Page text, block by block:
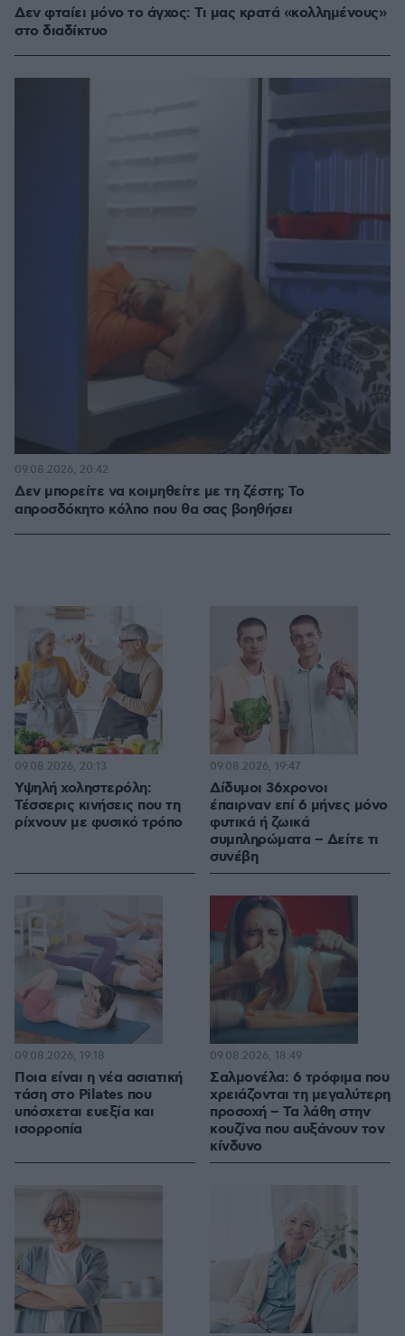
Δεν φταίει μόνο το άγχος: Τι μας κρατά «κολλημένους»
στο διαδίκτυο
Δεν μπορείτε να κοιμηθείτε με τη ζέστη; Το
απροσδόκητο κόλπο που θα σας βοηθήσει
09.08.2026, 20:42
Υψηλή χοληστερόλη:
Τέσσερις κινήσεις που τη
ρίχνουν με φυσικό τρόπο
09.08.2026, 20:13
Δίδυμοι 36χρονοι
έπαιρναν επί 6 μήνες μόνο
φυτικά ή ζωικά
συμπληρώματα – Δείτε τι
συνέβη
09.08.2026, 19:47
Ποια είναι η νέα ασιατική
τάση στο Pilates που
υπόσχεται ευεξία και
ισορροπία
09.08.2026, 19:18
Σαλμονέλα: 6 τρόφιμα που
χρειάζονται τη μεγαλύτερη
προσοχή – Τα λάθη στην
κουζίνα που αυξάνουν τον
κίνδυνο
09.08.2026, 18:49